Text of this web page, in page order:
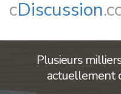
cDiscussion
Plusieurs
actuellement